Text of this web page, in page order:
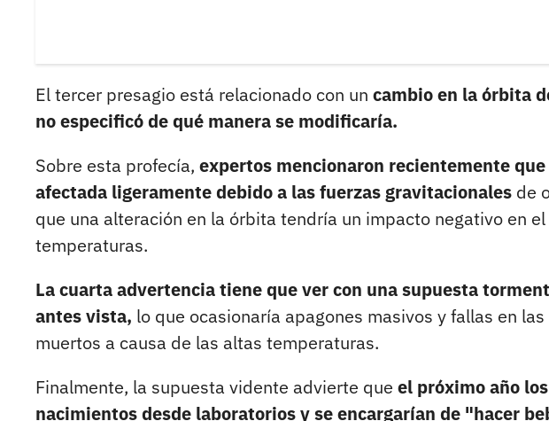
El tercer presagio está relacionado con un cambio en la órbita
no especificó de qué manera se modificaría.
Sobre esta profecía, expertos mencionaron recientemente
afectada ligeramente debido a las fuerzas gravitacionales de
que una alteración en la órbita tendría un impacto negativo en
temperaturas.
La cuarta advertencia tiene que ver con una supuesta
antes vista, lo que ocasionaría apagones masivos y fallas en
muertos a causa de las altas temperaturas.
Finalmente, la supuesta vidente advierte que el próximo año
nacimientos desde laboratorios y se encargarían de "hacer